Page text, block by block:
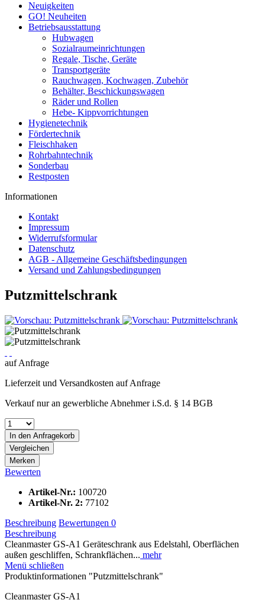
Neuigkeiten
GO! Neuheiten
Betriebsausstattung
Hubwagen
Sozialraumeinrichtungen
Regale, Tische, Geräte
Transportgeräte
Rauchwagen, Kochwagen, Zubehör
Behälter, Beschickungswagen
Räder und Rollen
Hebe- Kippvorrichtungen
Hygienetechnik
Fördertechnik
Fleischhaken
Rohrbahntechnik
Sonderbau
Restposten
Informationen
Kontakt
Impressum
Widerrufsformular
Datenschutz
AGB - Allgemeine Geschäftsbedingungen
Versand und Zahlungsbedingungen
Putzmittelschrank
auf Anfrage
Lieferzeit und Versandkosten auf Anfrage
Verkauf nur an gewerbliche Abnehmer i.S.d. § 14 BGB
In den Anfragekorb
Vergleichen
Merken
Bewerten
Artikel-Nr.: 100720
Artikel-Nr. 2: 77102
Beschreibung Bewertungen 0
Beschreibung
Cleanmaster GS-A1 Geräteschrank aus Edelstahl, Oberflächen
außen geschliffen, Schrankflächen... mehr
Menü schließen
Produktinformationen "Putzmittelschrank"
Cleanmaster GS-A1